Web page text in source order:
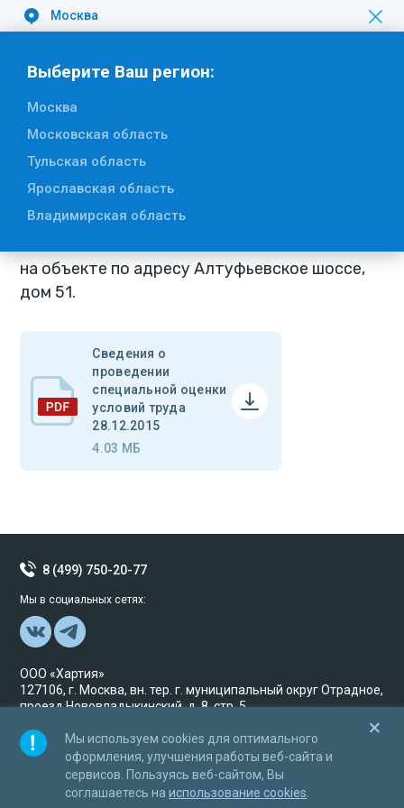
Москва
Выберите Ваш регион:
Москва
Московская область
Тульская область
Ярославская область
Владимирская область
Вернуться к списку
Сведения о проведении
специальной оценки условий труда
28.12.2015
на объекте по адресу Алтуфьевское шоссе,
дом 51.
Сведения о
проведении
специальной оценки
условий труда
28.12.2015
4.03 МБ
8 (499) 750-20-77
Мы в социальных сетях:
ООО «Хартия»
127106, г. Москва, вн. тер. г. муниципальный округ Отрадное,
проезд Нововладыкинский, д. 8, стр. 5
© Хартия Исключительные права принадлежат
ООО«Хартия» и охраняются в соответствии с
законодательством Российской Федерации. 2017 год
Мы используем cookies для оптимального
оформления, улучшения работы веб-сайта и
сервисов. Пользуясь веб-сайтом, Вы
соглашаетесь наиспользование cookies